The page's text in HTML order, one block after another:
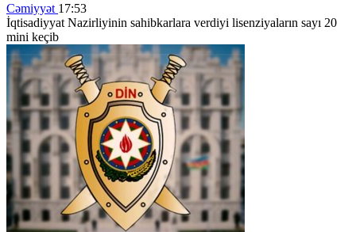
Cəmiyyət 17:53
İqtisadiyyat Nazirliyinin sahibkarlara verdiyi lisenziyaların sayı 20
mini keçib